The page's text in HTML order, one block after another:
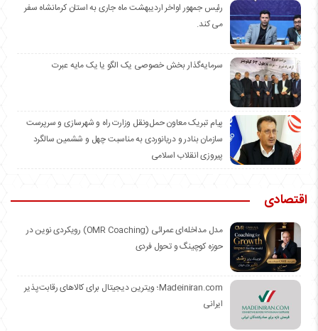
رئیس جمهور اواخر اردیبهشت ماه جاری به استان کرمانشاه سفر
می کند.
سرمایه‌گذار بخش خصوصی یک الگو یا یک مایه عبرت
️پیام تبریک معاون حمل‌ونقل وزارت راه و شهرسازی و سرپرست
سازمان بنادر و دریانوردی به مناسبت چهل و ششمین سالگرد
پیروزی انقلاب اسلامی
اقتصادی
مدل مداخله‌ای عمرائی (OMR Coaching) رویکردی نوین در
حوزه کوچینگ و تحول فردی
Madeiniran.com؛ ویترین دیجیتال برای کالاهای رقابت‌پذیر
ایرانی